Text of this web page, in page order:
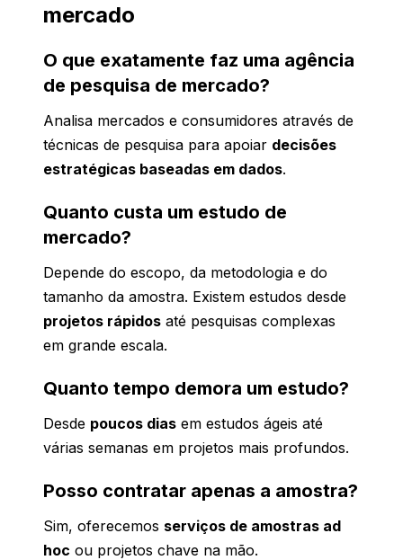
mercado
O que exatamente faz uma agência
de pesquisa de mercado?
Analisa mercados e consumidores através de
técnicas de pesquisa para apoiar decisões
estratégicas baseadas em dados.
Quanto custa um estudo de
mercado?
Depende do escopo, da metodologia e do
tamanho da amostra. Existem estudos desde
projetos rápidos até pesquisas complexas
em grande escala.
Quanto tempo demora um estudo?
Desde poucos dias em estudos ágeis até
várias semanas em projetos mais profundos.
Posso contratar apenas a amostra?
Sim, oferecemos serviços de amostras ad
hoc ou projetos chave na mão.